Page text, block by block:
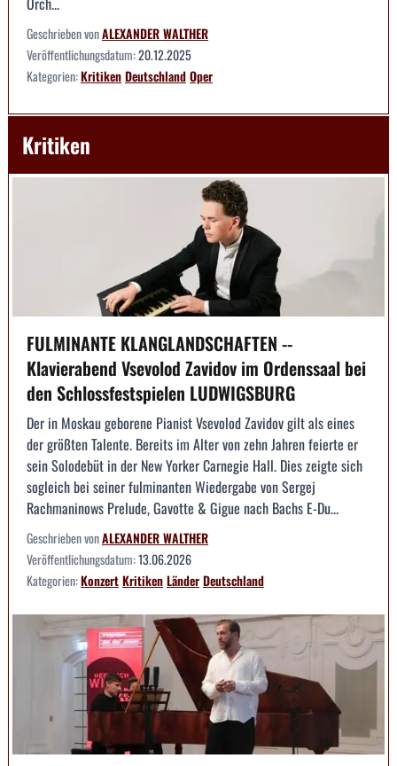
Geschrieben vonALEXANDER WALTHER
Veröffentlichungsdatum:20.12.2025
Kategorien:KritikenDeutschlandOper
Kritiken
FULMINANTE KLANGLANDSCHAFTEN --
Klavierabend Vsevolod Zavidov im Ordenssaal bei
den Schlossfestspielen LUDWIGSBURG
Der in Moskau geborene Pianist Vsevolod Zavidov gilt als eines
der größten Talente. Bereits im Alter von zehn Jahren feierte er
sein Solodebüt in der New Yorker Carnegie Hall. Dies zeigte sich
sogleich bei seiner fulminanten Wiedergabe von Sergej
Rachmaninows Prelude, Gavotte & Gigue nach Bachs E-Du...
Geschrieben vonALEXANDER WALTHER
Veröffentlichungsdatum:13.06.2026
Kategorien:KonzertKritikenLänderDeutschland